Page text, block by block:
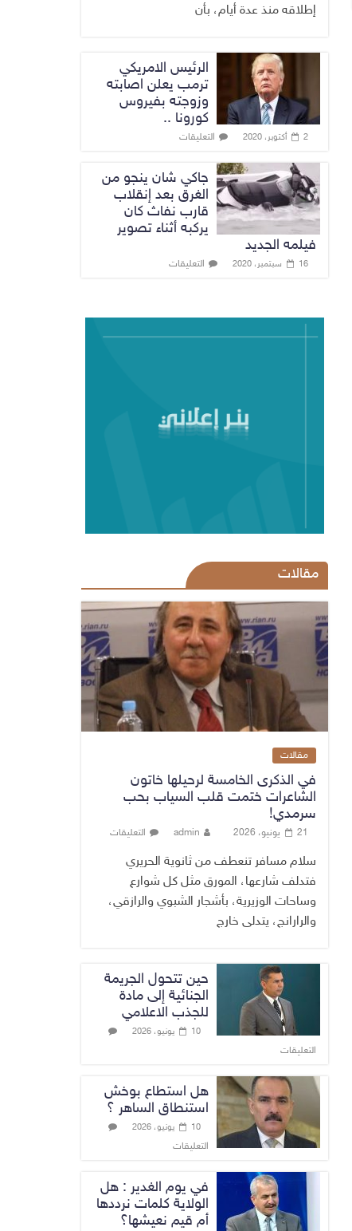
إطلاقه منذ عدة أيام، بأن
الرئيس الامريكي
ترمب يعلن اصابته
وزوجته بفيروس
كورونا ..
2 أكتوبر، 2020 التعليقات
جاكي شان ينجو من
الغرق بعد إنقلاب
قارب نفاث كان
يركبه أثناء تصوير
فيلمه الجديد
16 سبتمبر، 2020 التعليقات
مقالات
مقالات
في الذكرى الخامسة لرحيلها خاتون
الشاعرات ختمت قلب السياب بحب
سرمدي!
21 يونيو، 2026 admin التعليقات
سلام مسافر تنعطف من ثانوية الحريري
فتدلف شارعها، المورق مثل كل شوارع
وساحات الوزيرية، بأشجار الشبوي والرازقي،
والرارانج، يتدلى خارج
حين تتحول الجريمة
الجنائية إلى مادة
للجذب الاعلامي
10 يونيو، 2026
التعليقات
هل استطاع بوخش
استنطاق الساهر ؟
10 يونيو، 2026
التعليقات
في يوم الغدير : هل
الولاية كلمات نرددها
أم قيم نعيشها؟